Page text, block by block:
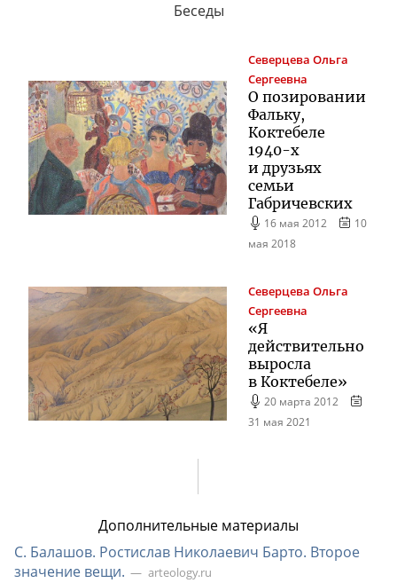
Беседы
Северцева Ольга
Сергеевна
О позировании
Фальку,
Коктебеле
1940-х
и друзьях
семьи
Габричевских
16 мая 2012
10
мая 2018
Северцева Ольга
Сергеевна
«Я
действительно
выросла
в Коктебеле»
20 марта 2012
31 мая 2021
Дополнительные материалы
С. Балашов. Ростислав Николаевич Барто. Второе
значение вещи.
arteology.ru